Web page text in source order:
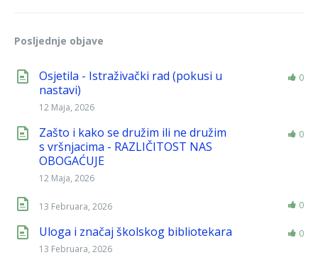
Posljednje objave
Osjetila - Istraživački rad (pokusi u
nastavi)
12 Maja, 2026
0
Zašto i kako se družim ili ne družim
s vršnjacima - RAZLIČITOST NAS
OBOGAĆUJE
12 Maja, 2026
0
13 Februara, 2026 0
Uloga i značaj školskog bibliotekara
13 Februara, 2026
0